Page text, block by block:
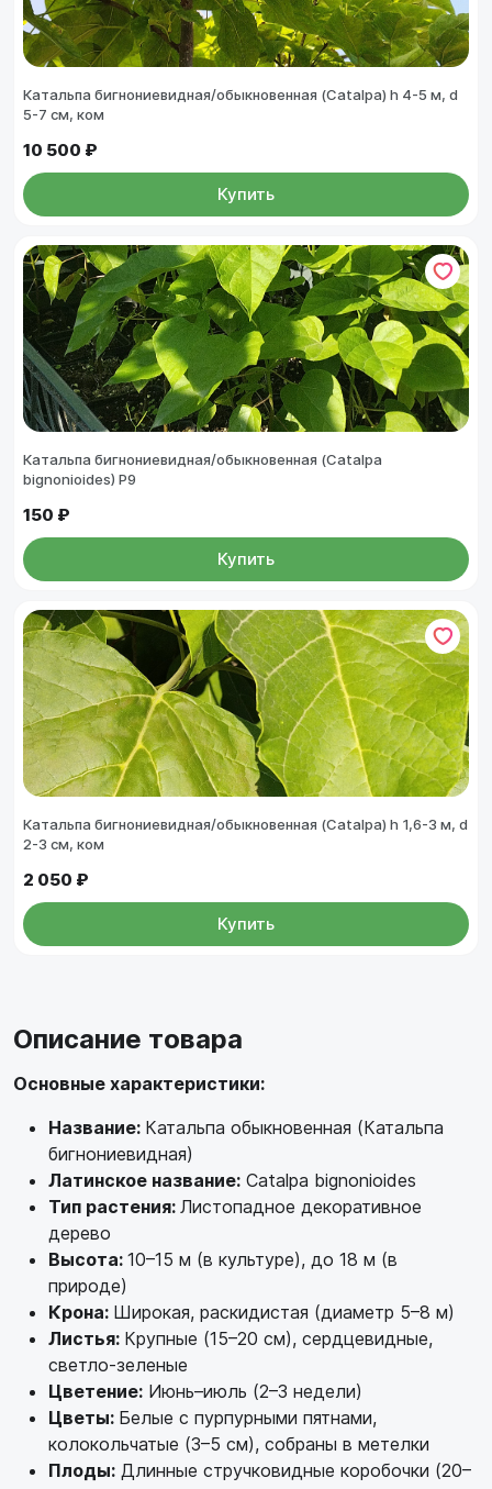
Катальпа бигнониевидная/обыкновенная (Catalpa) h 4-5 м, d
5-7 см, ком
10 500 ₽
Купить
Катальпа бигнониевидная/обыкновенная (Catalpa
bignonioides) Р9
150 ₽
Купить
Катальпа бигнониевидная/обыкновенная (Catalpa) h 1,6-3 м, d
2-3 см, ком
2 050 ₽
Купить
Описание товара
Основные характеристики:
Название: Катальпа обыкновенная (Катальпа
бигнониевидная)
Латинское название: Catalpa bignonioides
Тип растения: Листопадное декоративное
дерево
Высота: 10–15 м (в культуре), до 18 м (в
природе)
Крона: Широкая, раскидистая (диаметр 5–8 м)
Листья: Крупные (15–20 см), сердцевидные,
светло-зеленые
Цветение: Июнь–июль (2–3 недели)
Цветы: Белые с пурпурными пятнами,
колокольчатые (3–5 см), собраны в метелки
Плоды: Длинные стручковидные коробочки (20–